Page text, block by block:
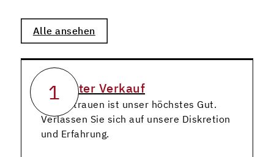
Alle ansehen
1
Diskreter Verkauf
Ihr Vertrauen ist unser höchstes Gut.
Verlassen Sie sich auf unsere Diskretion
und Erfahrung.